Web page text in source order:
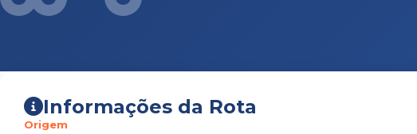
Informações da Rota
Origem